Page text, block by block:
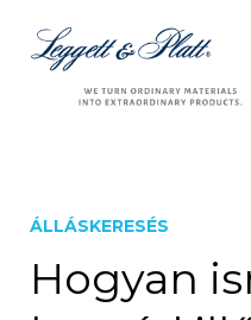
ÁLLÁSKERESÉS
Hogyan